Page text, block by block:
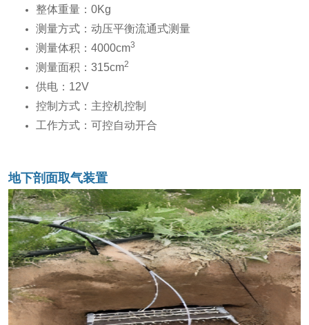
整体重量：0Kg
测量方式：动压平衡流通式测量
测量体积：4000cm3
测量面积：315cm2
供电：12V
控制方式：主控机控制
工作方式：可控自动开合
地下剖面取气装置